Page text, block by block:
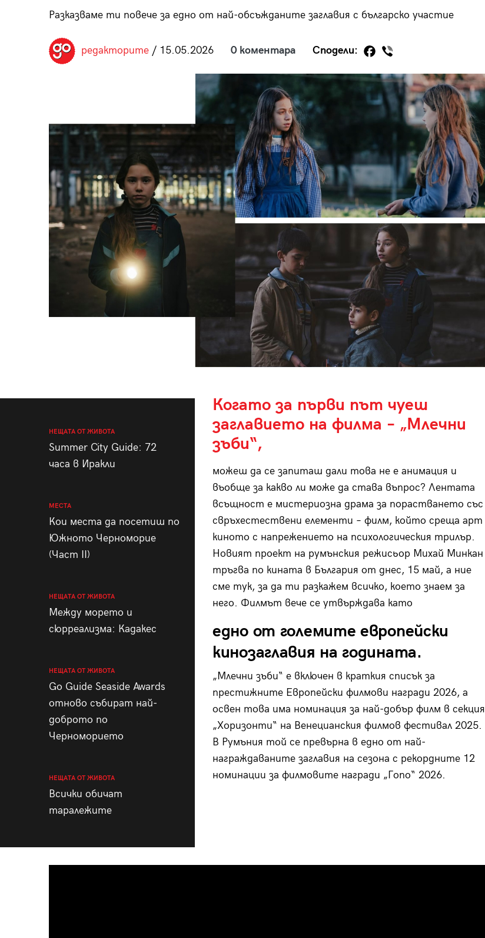
Разказваме ти повече за едно от най-обсъжданите заглавия с българско участие
редакторите/ 15.05.2026 0 коментара Сподели:
НЕЩАТА ОТ ЖИВОТА
Summer City Guide: 72
часа в Иракли
МЕСТА
Кои места да посетиш по
Южното Черноморие
(Част II)
НЕЩАТА ОТ ЖИВОТА
Между морето и
сюрреализма: Кадакес
НЕЩАТА ОТ ЖИВОТА
Go Guide Seaside Awards
отново събират най-
доброто по
Черноморието
НЕЩАТА ОТ ЖИВОТА
Всички обичат
таралежите
Когато за първи път чуеш
заглавието на филма – „Млечни
зъби“,
можеш да се запиташ дали това не е анимация и
въобще за какво ли може да става въпрос? Лентата
всъщност е мистериозна драма за порастването със
свръхестествени елементи – филм, който среща арт
киното с напрежението на психологическия трилър.
Новият проект на румънския режисьор Михай Минкан
тръгва по кината в България от днес, 15 май, а ние
сме тук, за да ти разкажем всичко, което знаем за
него. Филмът вече се утвърждава като
едно от големите европейски
кинозаглавия на годината.
„Млечни зъби“ е включен в краткия списък за
престижните Европейски филмови награди 2026, а
освен това има номинация за най-добър филм в секция
„Хоризонти“ на Венецианския филмов фестивал 2025.
В Румъния той се превърна в едно от най-
награждаваните заглавия на сезона с рекордните 12
номинации за филмовите награди „Гопо“ 2026.
29/29